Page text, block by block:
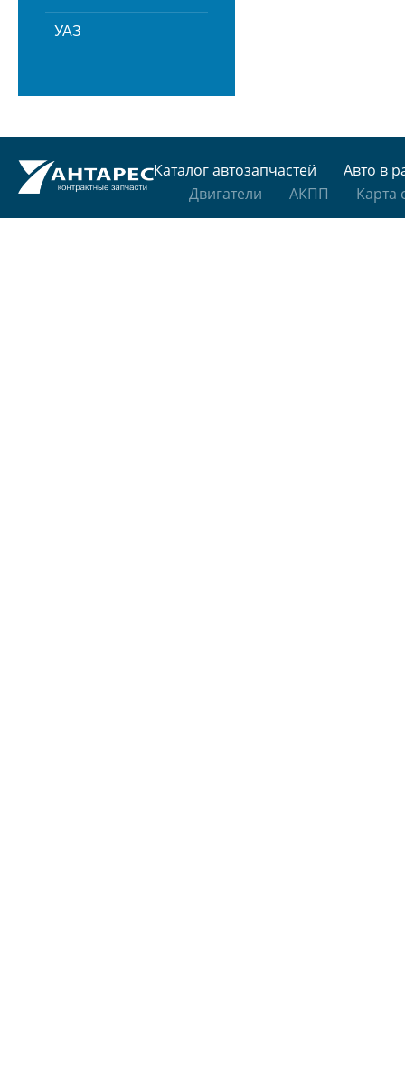
УАЗ
Каталог автозапчастей
Авто в
Двигатели
АКПП Карта